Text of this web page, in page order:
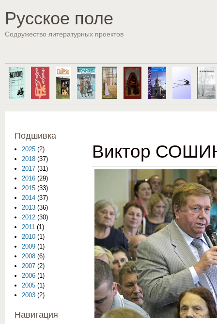
Русское поле
Содружество литературных проектов
Виктор
Подшивка
2025 (2)
2018 (37)
2017 (31)
2016 (29)
2015 (33)
2014 (37)
2013 (36)
2012 (30)
2011 (1)
2010 (1)
2009 (1)
2008 (6)
2007 (2)
2006 (1)
2005 (1)
2003 (2)
Навигация